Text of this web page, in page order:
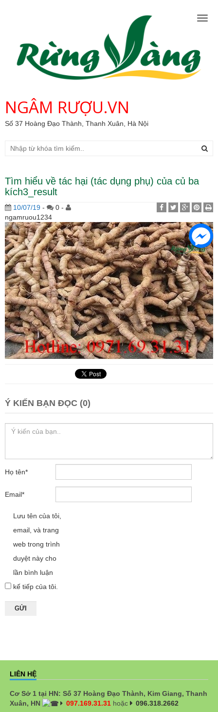
NGÂM RƯỢU.VN
Số 37 Hoàng Đạo Thành, Thanh Xuân, Hà Nội
Tìm hiểu về tác hại (tác dụng phụ) của củ ba
kích3_result
10/07/19 -
0 -
ngamruou1234
Ý KIẾN BẠN ĐỌC (0)
Họ tên*
Email*
Lưu tên của tôi,
email, và trang
web trong trình
duyệt này cho
lần bình luận
kế tiếp của tôi.
LIÊN HỆ
Cơ Sở 1 tại HN: Số 37 Hoàng Đạo Thành, Kim Giang, Thanh
Xuân, HN
097.169.31.31 hoặc
096.318.2662